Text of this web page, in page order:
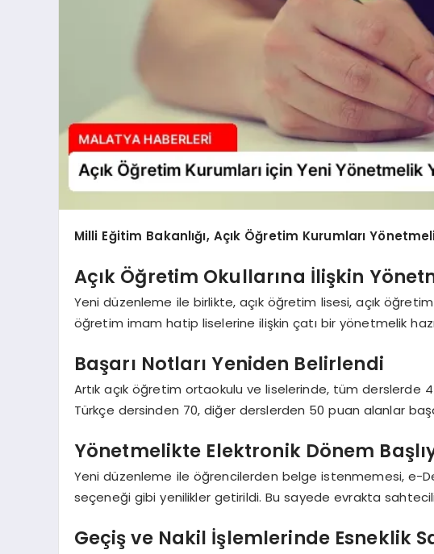
Milli Eğitim Bakanlığı, Açık Öğretim Kurumları
Açık Öğretim Okullarına İlişkin
Yeni düzenleme ile birlikte, açık öğretim lisesi, açık
öğretim imam hatip liselerine ilişkin çatı bir yönetmelik
Başarı Notları Yeniden Belirlendi
Artık açık öğretim ortaokulu ve liselerinde, tüm derslerde
Türkçe dersinden 70, diğer derslerden 50 puan alanlar
Yönetmelikte Elektronik Dönem
Yeni düzenleme ile öğrencilerden belge istenmemesi, e-
seçeneği gibi yenilikler getirildi. Bu sayede evrakta
Geçiş ve Nakil İşlemlerinde Esneklik